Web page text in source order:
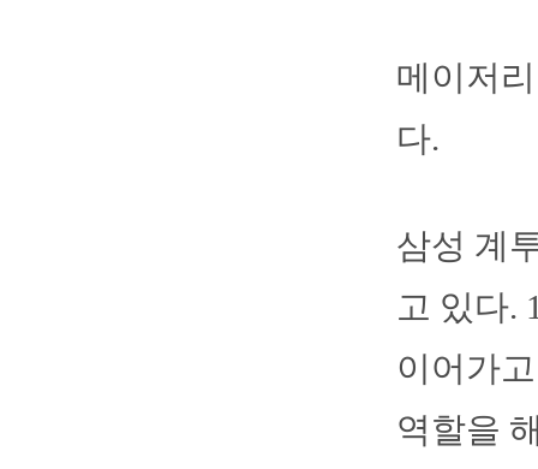
메이저
다.
삼성 계
고 있다.
이어가
역할을